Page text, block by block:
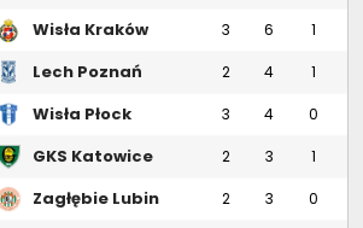
Wisła Kraków 3 6 1
Lech Poznań 2 4 1
Wisła Płock 3 4 0
GKS Katowice 2 3 1
Zagłębie Lubin 2 3 0